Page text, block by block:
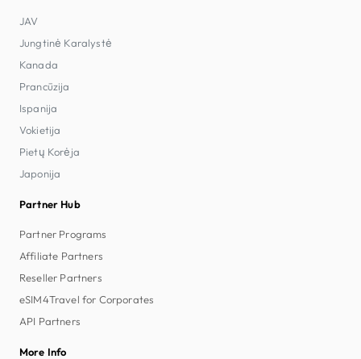
JAV
Jungtinė Karalystė
Kanada
Prancūzija
Ispanija
Vokietija
Pietų Korėja
Japonija
Partner Hub
Partner Programs
Affiliate Partners
Reseller Partners
eSIM4Travel for Corporates
API Partners
More Info